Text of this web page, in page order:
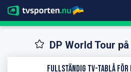
DP World Tour
Fullständig TV-Tablå för